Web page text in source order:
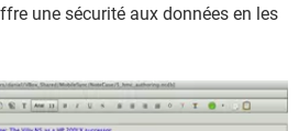
une sécurité aux données en les